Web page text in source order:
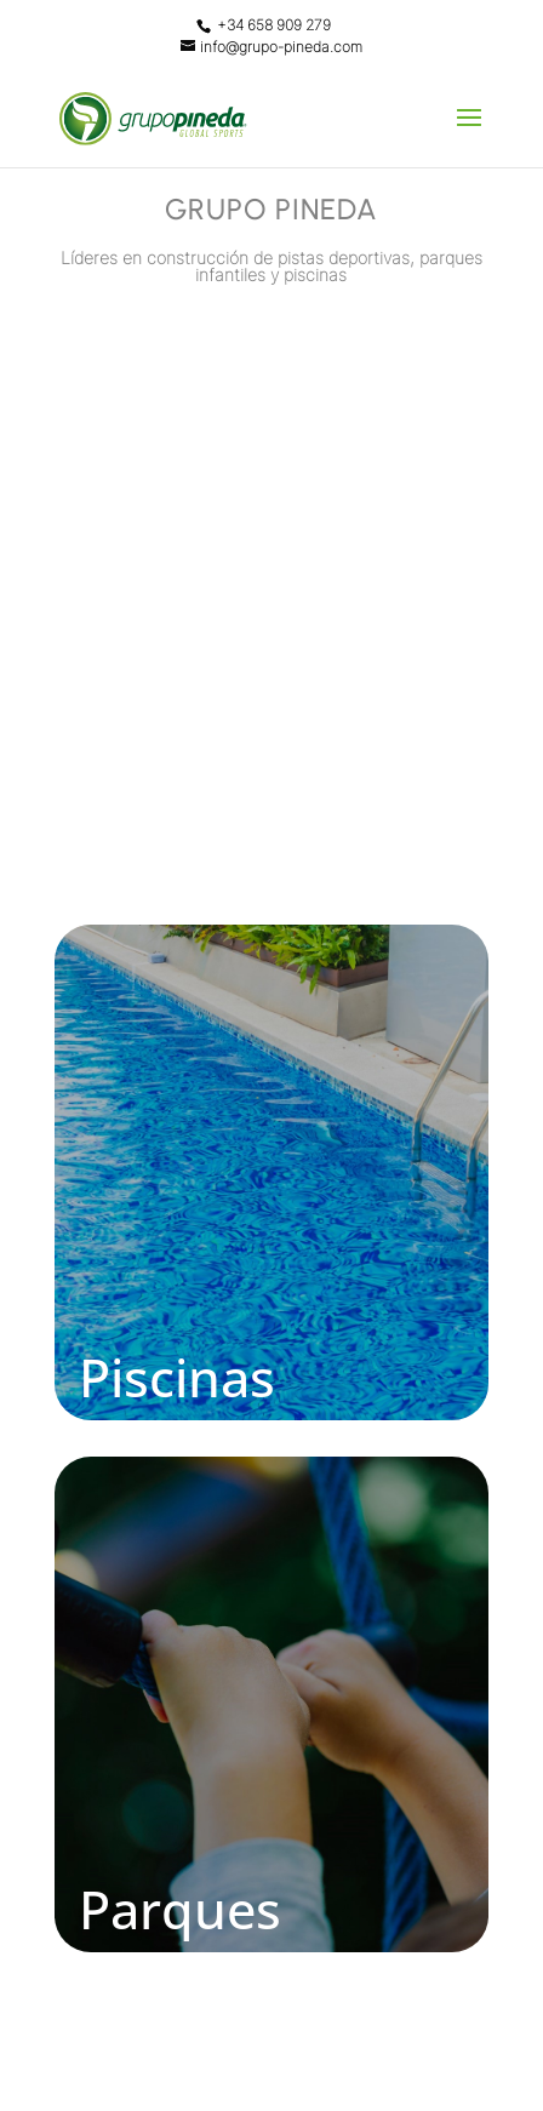
+34 658 909 279
info@grupo-pineda.com
GRUPO PINEDA
Líderes en construcción de pistas deportivas, parques
infantiles y piscinas
Piscinas
Parques